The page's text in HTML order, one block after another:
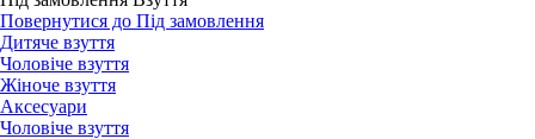
Повернутися до Під замовлення
Дитяче взуття
Чоловіче взуття
Жіноче взуття
Аксесуари
Чоловіче взуття